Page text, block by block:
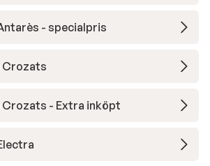
- specialpris
Crozats
Crozats - Extra inköpt